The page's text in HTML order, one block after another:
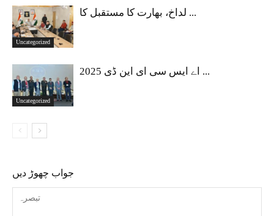
Uncategorized
لداخ، بھارت کا مستقبل کا ...
Uncategorized
اے ایس سی ای این ڈی 2025 ...
جواب چھوڑ دیں